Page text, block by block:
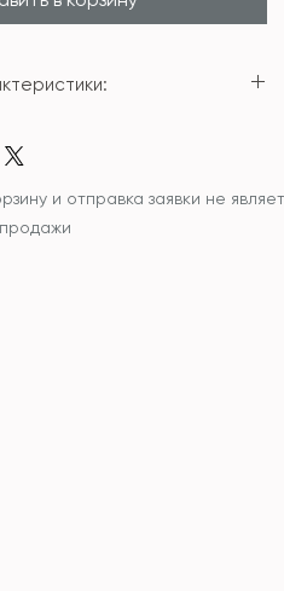
и отправка заявки не